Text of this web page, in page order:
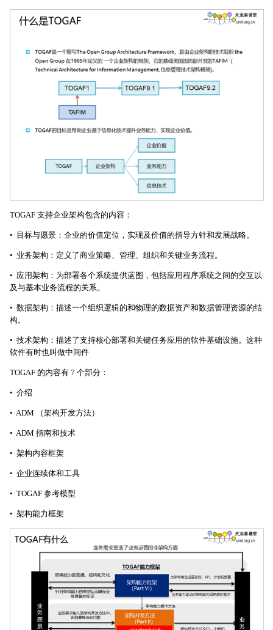
TOGAF 支持企业架构包含的内容：
• 目标与愿景：企业的价值定位，实现及价值的指导方针和发展战略。
• 业务架构：定义了商业策略、管理、组织和关键业务流程。
• 应用架构：为部署各个系统提供蓝图，包括应用程序系统之间的交互以
及与基本业务流程的关系。
• 数据架构：描述一个组织逻辑的和物理的数据资产和数据管理资源的结
构。
• 技术架构：描述了支持核心部署和关键任务应用的软件基础设施。这种
软件有时也叫做中间件
TOGAF 的内容有 7 个部分：
• 介绍
• ADM （架构开发方法）
• ADM 指南和技术
• 架构内容框架
• 企业连续体和工具
• TOGAF 参考模型
• 架构能力框架